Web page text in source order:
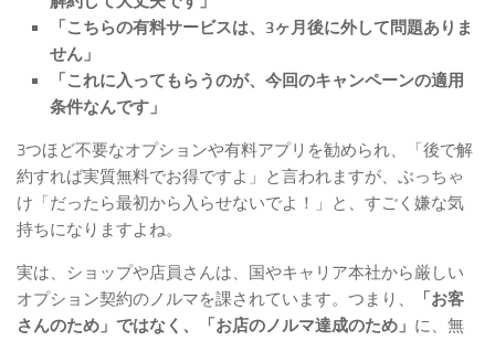
「こちらの有料サービスは、3ヶ月後に外して問題ありま
せん」
「これに入ってもらうのが、今回のキャンペーンの適用
条件なんです」
3つほど不要なオプションや有料アプリを勧められ、「後で解
約すれば実質無料でお得ですよ」と言われますが、ぶっちゃ
け「だったら最初から入らせないでよ！」と、すごく嫌な気
持ちになりますよね。
実は、ショップや店員さんは、国やキャリア本社から厳しい
オプション契約のノルマを課されています。つまり、
「お客
さんのため」ではなく、「お店のノルマ達成のため」 に、無